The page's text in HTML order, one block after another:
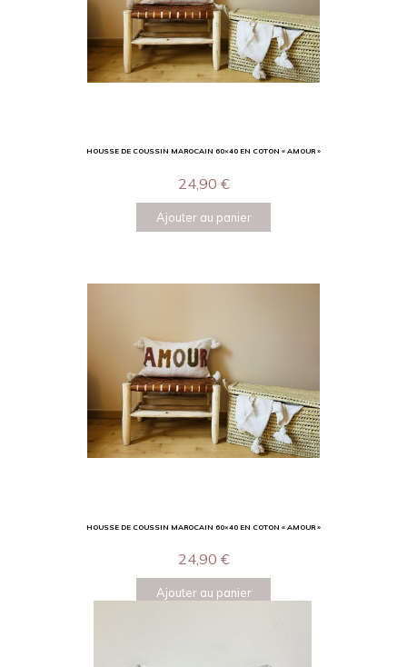
HOUSSE DE COUSSIN MAROCAIN 60×40 EN COTON « AMOUR »
24,90 €
Ajouter au panier
HOUSSE DE COUSSIN MAROCAIN 60×40 EN COTON « AMOUR »
24,90 €
Ajouter au panier